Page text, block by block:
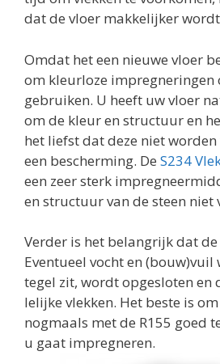
dat de vloer makkelijker
Omdat het een nieuwe vloer
om kleurloze impregneringen
gebruiken. U heeft uw vloer
om de kleur en structuur en
het liefst dat deze niet
een bescherming. De S234
een zeer sterk
en structuur van de steen niet
Verder is het belangrijk dat
Eventueel vocht en (bouw)vuil
tegel zit, wordt opgesloten en
lelijke vlekken. Het beste is
nogmaals met de R155 goed
u gaat impregneren.